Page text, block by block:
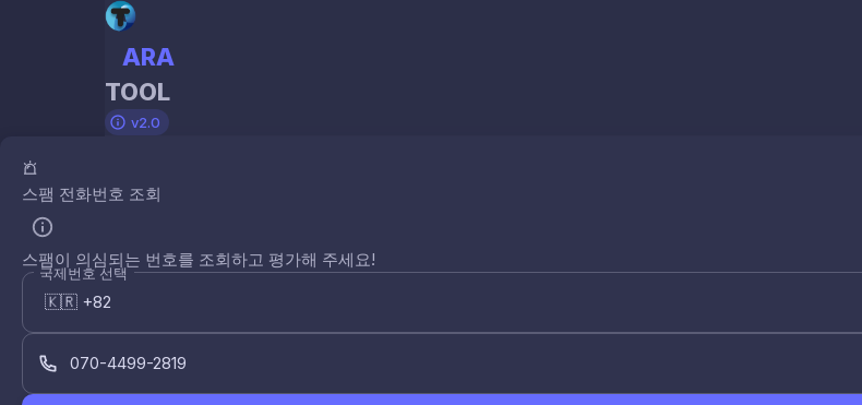
ARA
TOOL
v2.0
스팸 전화번호 조회
스팸이 의심되는 번호를 조회하고 평가해 주세요!
국제번호 선택